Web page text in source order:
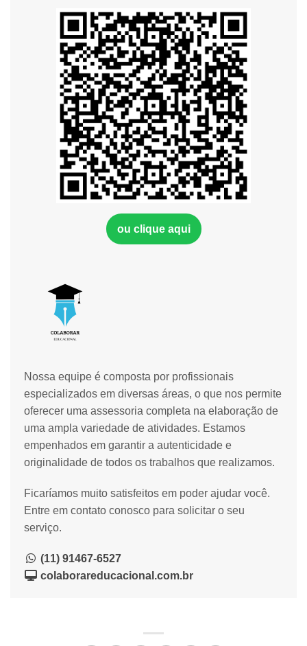
Nossa equipe é composta por profissionais
especializados em diversas áreas, o que nos permite
oferecer uma assessoria completa na elaboração de
uma ampla variedade de atividades. Estamos
empenhados em garantir a autenticidade e
originalidade de todos os trabalhos que realizamos.
Ficaríamos muito satisfeitos em poder ajudar você.
Entre em contato conosco para solicitar o seu
serviço.
(11) 91467-6527
colaborareducacional.com.br
ou clique aqui